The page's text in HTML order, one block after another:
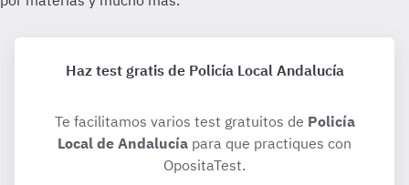
Haz test gratis de Policía Local Andalucía
Te facilitamos varios test gratuitos de Policía
Local de Andalucía para que practiques con
OpositaTest.